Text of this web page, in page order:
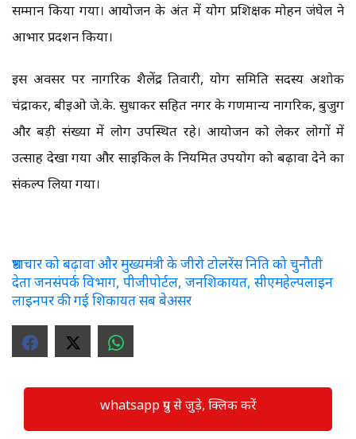
सम्मान किया गया। आयोजन के अंत में योग प्रशिक्षक मोहन जंघेल ने
आभार प्रदर्शन किया।
इस अवसर पर नागरिक शैलेंद्र तिवारी, योग समिति सदस्य अशोक
चंद्राकर, बीईओ जे.के. सुधाकर सहित नगर के गणमान्य नागरिक, बुजुर्ग
और बड़ी संख्या में लोग उपस्थित रहे। आयोजन को लेकर लोगों में
उत्साह देखा गया और साइकिल के नियमित उपयोग को बढ़ावा देने का
संकल्प लिया गया।
भ्रष्टाचार को बढ़ावा और मुख्यमंत्री के जीरो टोलरेंस निति को चुनौती
देता जनसंपर्क विभाग, पीजीपोर्टल, जनशिकायत, सीएमहेल्पलाइन
लाइनपर की गई शिकायत सब बेअसर
whatsapp ग्रुप से जुड़े, क्लिक करें